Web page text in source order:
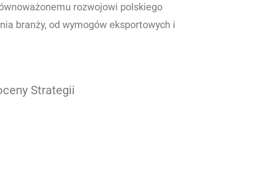
rozwojowi polskiego
branży, od wymogów eksportowych i
Strategii